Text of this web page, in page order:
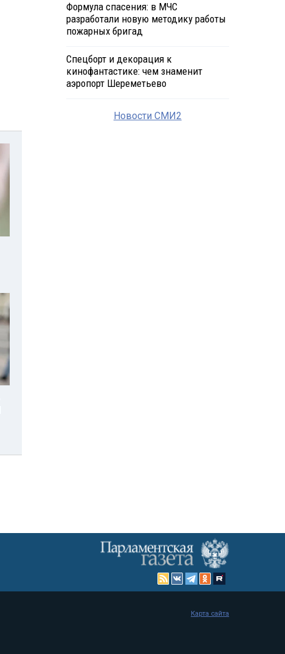
Формула спасения: в МЧС
разработали новую методику работы
пожарных бригад
Спецборт и декорация к
кинофантастике: чем знаменит
аэропорт Шереметьево
Новости СМИ2
Карта сайта